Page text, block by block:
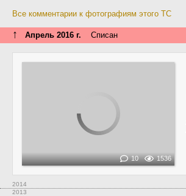
Все комментарии к фотографиям этого ТС
↑ Апрель 2016 г. Списан
10 1536
2014
2013